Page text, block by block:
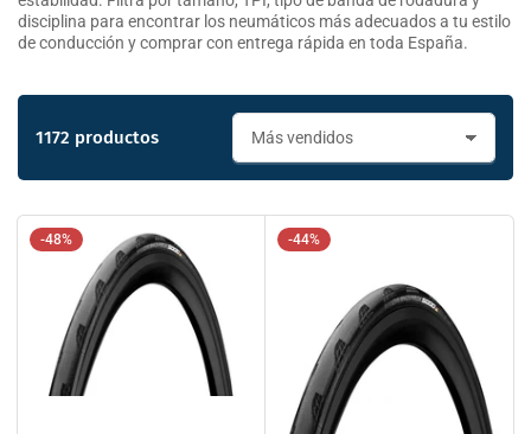
disciplina para encontrar los neumáticos más adecuados a tu estilo
de conducción y comprar con entrega rápida en toda España.
r
e
1172 productos
-48% -44%